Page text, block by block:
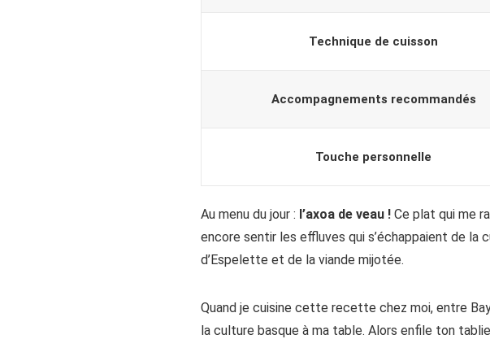
Technique de cuisson
Accompagnements recommandés
Touche personnelle
Au menu du jour : l’axoa de veau ! Ce plat qui me
encore sentir les effluves qui s’échappaient de la
d’Espelette et de la viande mijotée.
Quand je cuisine cette recette chez moi, entre
la culture basque à ma table. Alors enfile ton